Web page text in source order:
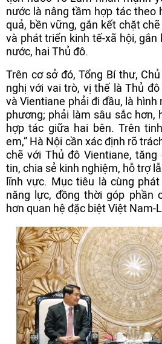
nước là nâng tầm hợp tác theo
quả, bền vững, gắn kết chặt
và phát triển kinh tế-xã hội,
nước, hai Thủ đô.
Trên cơ sở đó, Tổng Bí thư,
nghị với vai trò, vị thế là Thủ
và Vientiane phải đi đầu, là
phương; phải làm sâu sắc hơn,
hợp tác giữa hai bên. Trên
em,” Hà Nội cần xác định rõ
chẽ với Thủ đô Vientiane,
tin, chia sẻ kinh nghiệm, hỗ trợ
lĩnh vực. Mục tiêu là cùng
năng lực, đồng thời góp phần
hơn quan hệ đặc biệt Việt Nam-